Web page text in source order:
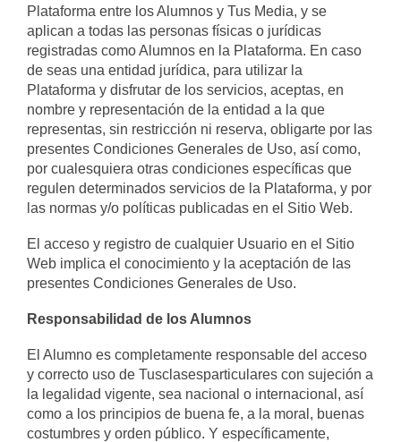
Plataforma entre los Alumnos y Tus Media, y se
aplican a todas las personas físicas o jurídicas
registradas como Alumnos en la Plataforma. En caso
de seas una entidad jurídica, para utilizar la
Plataforma y disfrutar de los servicios, aceptas, en
nombre y representación de la entidad a la que
representas, sin restricción ni reserva, obligarte por las
presentes Condiciones Generales de Uso, así como,
por cualesquiera otras condiciones específicas que
regulen determinados servicios de la Plataforma, y por
las normas y/o políticas publicadas en el Sitio Web.
El acceso y registro de cualquier Usuario en el Sitio
Web implica el conocimiento y la aceptación de las
presentes Condiciones Generales de Uso.
Responsabilidad de los Alumnos
El Alumno es completamente responsable del acceso
y correcto uso de Tusclasesparticulares con sujeción a
la legalidad vigente, sea nacional o internacional, así
como a los principios de buena fe, a la moral, buenas
costumbres y orden público. Y específicamente,